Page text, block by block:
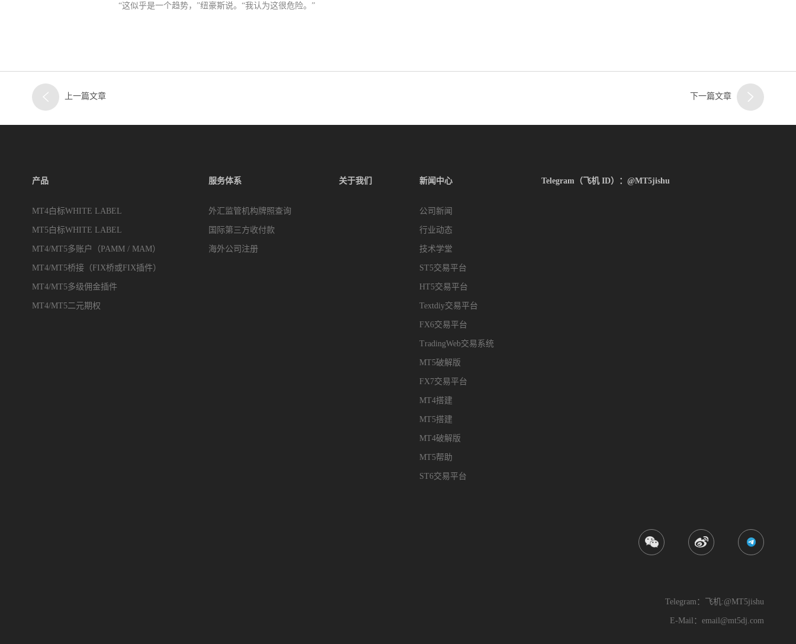
“这似乎是一个趋势，”纽豪斯说。“我认为这很危险。”
上一篇文章 下一篇文章
产品
MT4白标WHITE LABEL
MT5白标WHITE LABEL
MT4/MT5多账户（PAMM / MAM）
MT4/MT5桥接（FIX桥或FIX插件）
MT4/MT5多级佣金插件
MT4/MT5二元期权
服务体系
外汇监管机构牌照查询
国际第三方收付款
海外公司注册
关于我们 新闻中心
公司新闻
行业动态
技术学堂
ST5交易平台
HT5交易平台
Textdiy交易平台
FX6交易平台
TradingWeb交易系统
MT5破解版
FX7交易平台
MT4搭建
MT5搭建
MT4破解版
MT5帮助
ST6交易平台
Telegram（飞机 ID）：@MT5jishu
Telegram：飞机:@MT5jishu
E-Mail：email@mt5dj.com